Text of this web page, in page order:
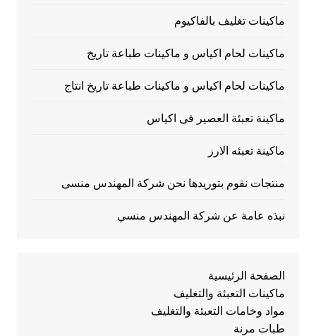
ماكينات تغليف بالفاكيوم
ماكينات لحام اكياس و ماكينات طباعة تاريخ
ماكينات لحام اكياس و ماكينات طباعة تاريخ انتاج
ماكينة تعبئة العصير فى اكياس
ماكينة تعبئه الارز
منتجات نقوم بتوريدها نحن شركة المهندس منسى
نبذه عامة عن شركة المهندس منسي
الصفحة الرئيسية
ماكينات التعبئة والتغليف
مواد وخامات التعبئة والتغليف
طبات مرنة